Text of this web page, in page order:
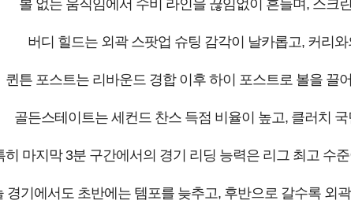
볼 없는 움직임에서 수비 라인을 끊임없이 흔들며, 스크
버디 힐드는 외곽 스팟업 슈팅 감각이 날카롭고, 커리
퀸튼 포스트는 리바운드 경합 이후 하이 포스트로 볼을 끌
골든스테이트는 세컨드 찬스 득점 비율이 높고, 클러치
히 마지막 3분 구간에서의 경기 리딩 능력은 리그 최고 수
경기에서도 초반에는 템포를 늦추고, 후반으로 갈수록 외